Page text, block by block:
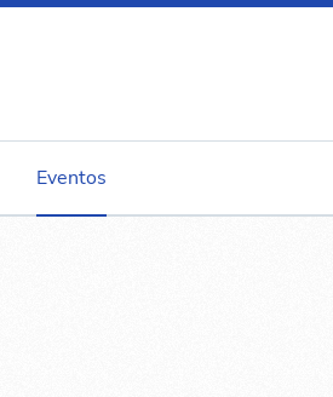
Eventos